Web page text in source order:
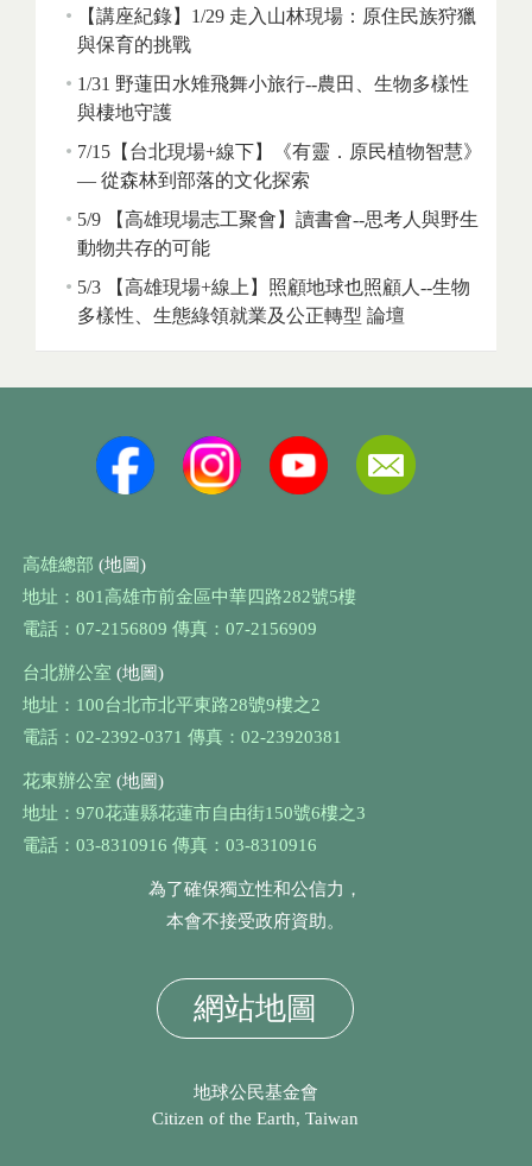
【講座紀錄】1/29 走入山林現場：原住民族狩獵
與保育的挑戰
1/31 野蓮田水雉飛舞小旅行--農田、生物多樣性
與棲地守護
7/15【台北現場+線下】《有靈．原民植物智慧》
— 從森林到部落的文化探索
5/9 【高雄現場志工聚會】讀書會--思考人與野生
動物共存的可能
5/3 【高雄現場+線上】照顧地球也照顧人--生物
多樣性、生態綠領就業及公正轉型 論壇
高雄總部 (地圖)
地址：801高雄市前金區中華四路282號5樓
電話：07-2156809 傳真：07-2156909
台北辦公室 (地圖)
地址：100台北市北平東路28號9樓之2
電話：02-2392-0371 傳真：02-23920381
花東辦公室 (地圖)
地址：970花蓮縣花蓮市自由街150號6樓之3
電話：03-8310916 傳真：03-8310916
為了確保獨立性和公信力，
本會不接受政府資助。
網站地圖
地球公民基金會
Citizen of the Earth, Taiwan